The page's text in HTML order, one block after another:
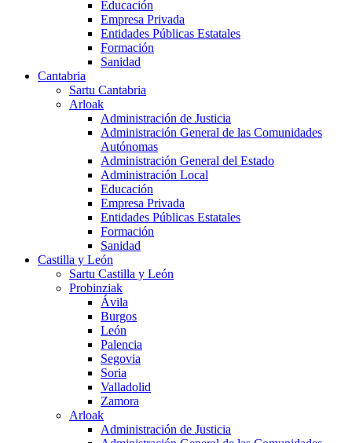
Educación
Empresa Privada
Entidades Públicas Estatales
Formación
Sanidad
Cantabria
Sartu Cantabria
Arloak
Administración de Justicia
Administración General de las Comunidades
Autónomas
Administración General del Estado
Administración Local
Educación
Empresa Privada
Entidades Públicas Estatales
Formación
Sanidad
Castilla y León
Sartu Castilla y León
Probinziak
Ávila
Burgos
León
Palencia
Segovia
Soria
Valladolid
Zamora
Arloak
Administración de Justicia